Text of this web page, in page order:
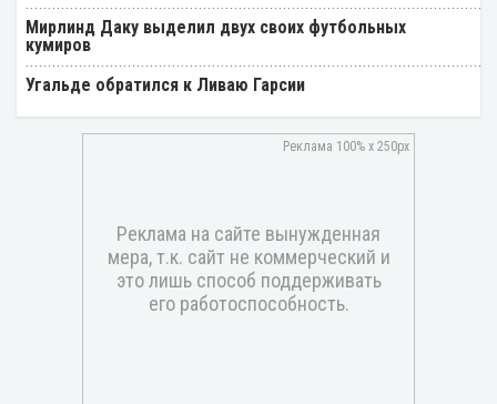
Мирлинд Даку выделил двух своих футбольных
кумиров
Угальде обратился к Ливаю Гарсии